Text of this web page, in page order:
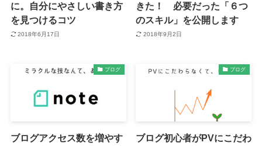
に。自分にやさしい書き方
を見つけるコツ
2018年6月17日
きた！ 必要だった「６つ
のスキル」を公開します
2018年9月2日
ブログ
ブログアクセス数を増やす
ブログ
ブログ初心者がPVにこだわ